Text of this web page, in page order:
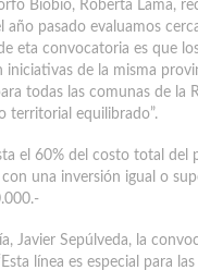
Biobío, Roberta Lama,
año pasado evaluamos
eta convocatoria es que
de la misma
todas las comunas de la
territorial equilibrado”.
el 60% del costo total
una inversión igual o
Javier Sepúlveda, la
línea es especial para